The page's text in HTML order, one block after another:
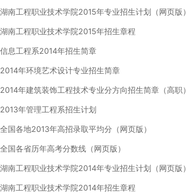
湖南工程职业技术学院2015年专业招生计划（网页版）
湖南工程职业技术学院2015年招生章程
信息工程系2014年招生简章
2014年环境艺术设计专业招生简章
2014年建筑装饰工程技术专业分方向招生简章（高职）
2013年管理工程系招生计划
全国各地2013年高招录取平均分（网页版）
全国各省历年高考分数线（网页版）
湖南工程职业技术学院2014年专业招生计划（网页版）
湖南工程职业技术学院2014年招生章程